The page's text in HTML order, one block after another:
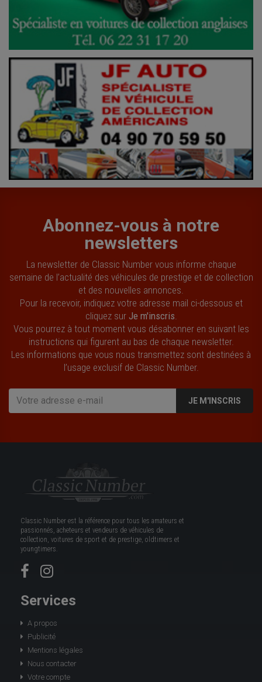
Abonnez-vous à notre
newsletters
La newsletter de Classic Number vous informe chaque
semaine de l’actualité des véhicules de prestige et de collection
et des nouvelles annonces.
Pour la recevoir, indiquez votre adresse mail ci-dessous et
cliquez sur Je m'inscris
Vous pourrez à tout moment vous désabonner en suivant les
instructions qui figurent au bas de chaque newsletter.
Les informations que vous nous transmettez sont destinées à
l’usage exclusif de Classic Number.
JE M'INSCRIS
Classic Number est la référence pour tous les amateurs et
passionnés, acheteurs et vendeurs de véhicules de
collection, voitures de sport et de prestige, oldtimers et
youngtimers.
Services
A propos
Publicité
Mentions légales
Nous contacter
Votre compte